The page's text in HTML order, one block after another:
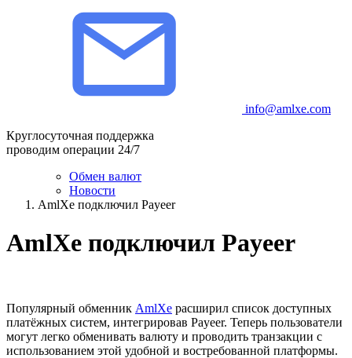
info@amlxe.com
Круглосуточная поддержка
проводим операции 24/7
Обмен валют
Новости
AmlXe подключил Payeer
AmlXe подключил Payeer
Популярный обменник AmlXe расширил список доступных
платёжных систем, интегрировав Payeer. Теперь пользователи
могут легко обменивать валюту и проводить транзакции с
использованием этой удобной и востребованной платформы.